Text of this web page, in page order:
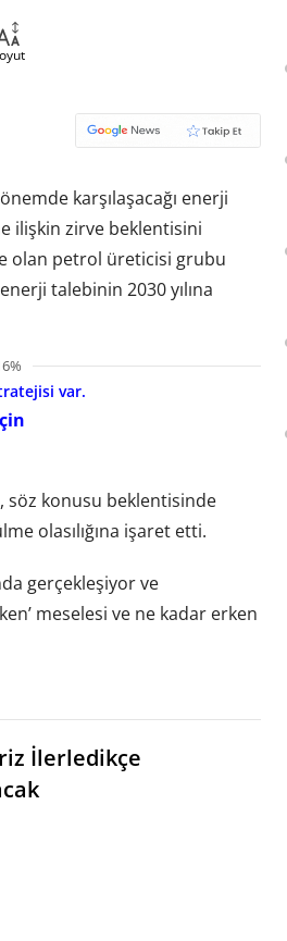
karşılaşacağı enerji
ilişkin zirve beklentisini
olan petrol üreticisi grubu
talebinin 2030 yılına
var.
söz konusu beklentisinde
olasılığına işaret etti.
gerçekleşiyor ve
meselesi ve ne kadar erken
İlerledikçe